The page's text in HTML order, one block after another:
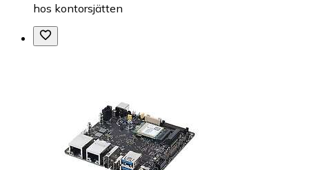
hos kontorsjätten